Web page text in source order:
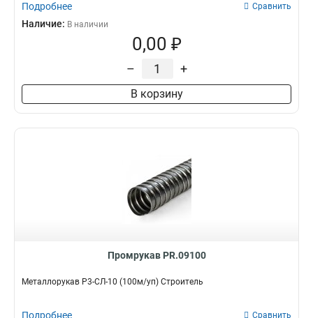
Подробнее Сравнить
Наличие: В наличии
0,00 ₽
– +
В корзину
Промрукав PR.09100
Металлорукав Р3-СЛ-10 (100м/уп) Строитель
Подробнее Сравнить